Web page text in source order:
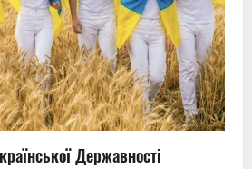
Державності